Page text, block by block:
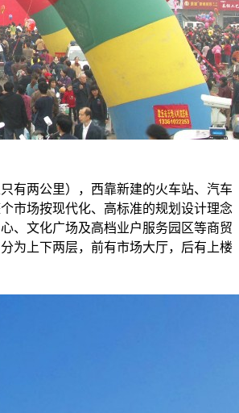
有两公里），西靠新建的火车站、汽车
市场按现代化、高标准的规划设计理念
、文化广场及高档业户服务园区等商贸
为上下两层，前有市场大厅，后有上楼